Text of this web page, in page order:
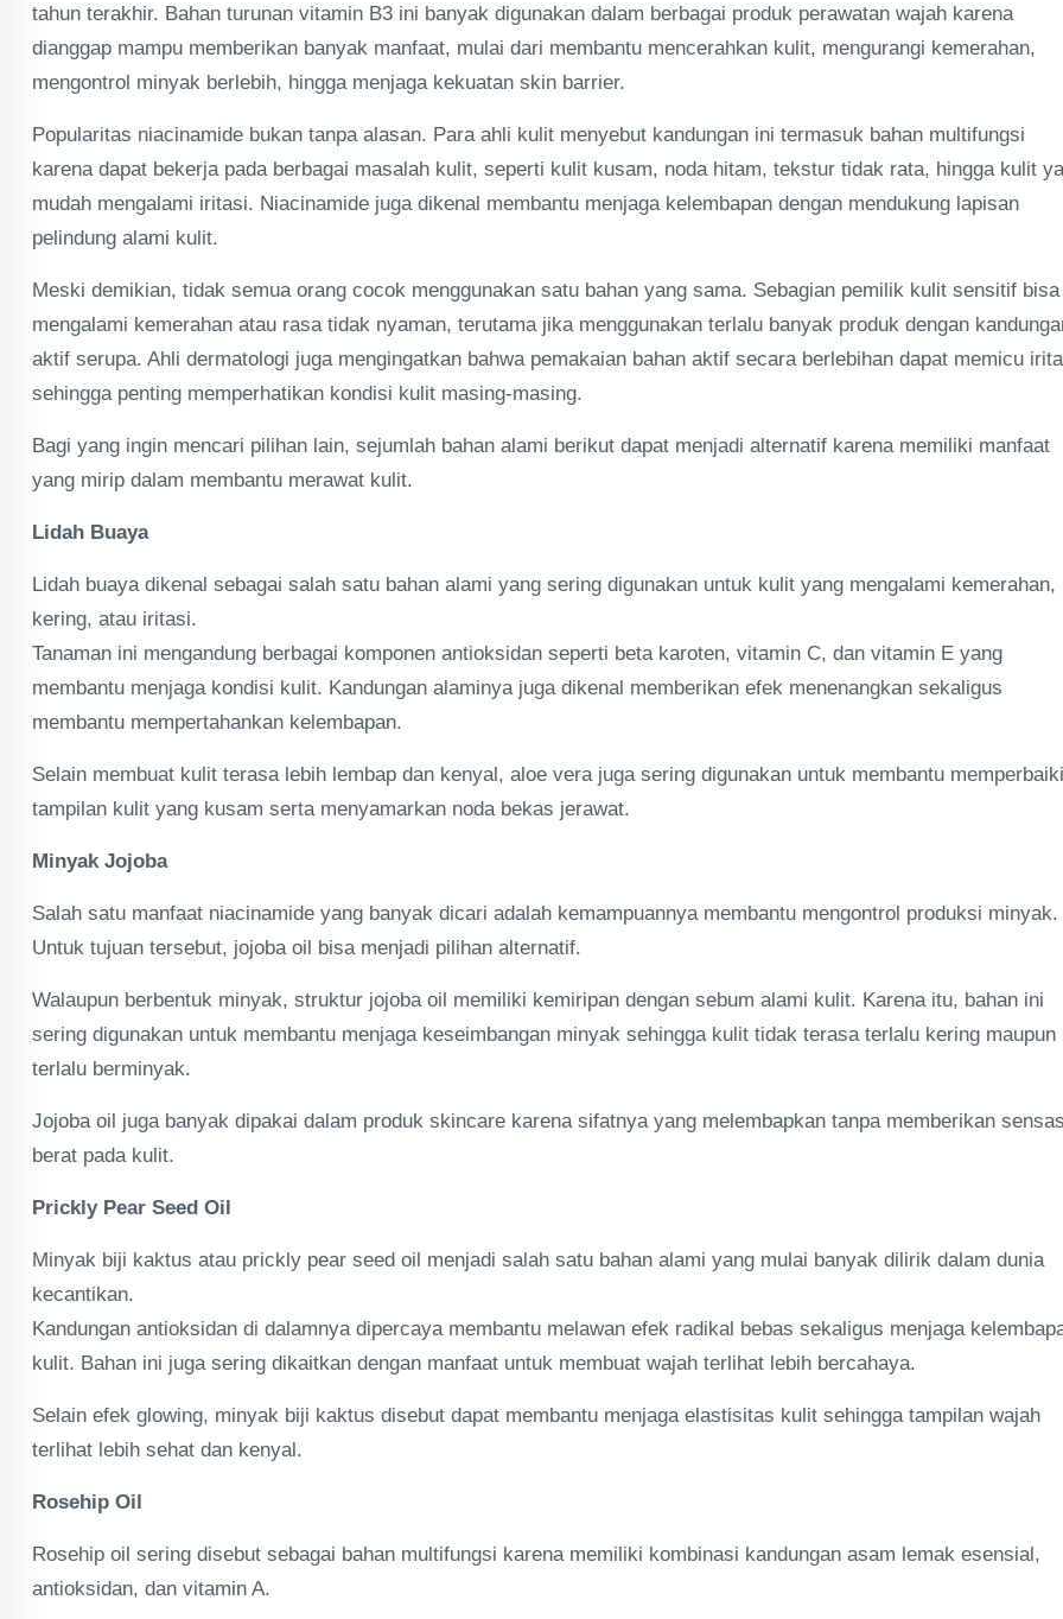
tahun terakhir. Bahan turunan vitamin B3 ini banyak digunakan dalam berbagai produk perawatan wajah karena
dianggap mampu memberikan banyak manfaat, mulai dari membantu mencerahkan kulit, mengurangi kemerahan,
mengontrol minyak berlebih, hingga menjaga kekuatan skin barrier.
Popularitas niacinamide bukan tanpa alasan. Para ahli kulit menyebut kandungan ini termasuk bahan multifungsi
karena dapat bekerja pada berbagai masalah kulit, seperti kulit kusam, noda hitam, tekstur tidak rata, hingga kulit
mudah mengalami iritasi. Niacinamide juga dikenal membantu menjaga kelembapan dengan mendukung lapisan
pelindung alami kulit.
Meski demikian, tidak semua orang cocok menggunakan satu bahan yang sama. Sebagian pemilik kulit sensitif bisa
mengalami kemerahan atau rasa tidak nyaman, terutama jika menggunakan terlalu banyak produk dengan
aktif serupa. Ahli dermatologi juga mengingatkan bahwa pemakaian bahan aktif secara berlebihan dapat memicu
sehingga penting memperhatikan kondisi kulit masing-masing.
Bagi yang ingin mencari pilihan lain, sejumlah bahan alami berikut dapat menjadi alternatif karena memiliki manfaat
yang mirip dalam membantu merawat kulit.
Lidah Buaya
Lidah buaya dikenal sebagai salah satu bahan alami yang sering digunakan untuk kulit yang mengalami kemerahan,
kering, atau iritasi.
Tanaman ini mengandung berbagai komponen antioksidan seperti beta karoten, vitamin C, dan vitamin E yang
membantu menjaga kondisi kulit. Kandungan alaminya juga dikenal memberikan efek menenangkan sekaligus
membantu mempertahankan kelembapan.
Selain membuat kulit terasa lebih lembap dan kenyal, aloe vera juga sering digunakan untuk membantu memperbaiki
tampilan kulit yang kusam serta menyamarkan noda bekas jerawat.
Minyak Jojoba
Salah satu manfaat niacinamide yang banyak dicari adalah kemampuannya membantu mengontrol produksi minyak.
Untuk tujuan tersebut, jojoba oil bisa menjadi pilihan alternatif.
Walaupun berbentuk minyak, struktur jojoba oil memiliki kemiripan dengan sebum alami kulit. Karena itu, bahan ini
sering digunakan untuk membantu menjaga keseimbangan minyak sehingga kulit tidak terasa terlalu kering maupun
terlalu berminyak.
Jojoba oil juga banyak dipakai dalam produk skincare karena sifatnya yang melembapkan tanpa memberikan
berat pada kulit.
Prickly Pear Seed Oil
Minyak biji kaktus atau prickly pear seed oil menjadi salah satu bahan alami yang mulai banyak dilirik dalam dunia
kecantikan.
Kandungan antioksidan di dalamnya dipercaya membantu melawan efek radikal bebas sekaligus menjaga
kulit. Bahan ini juga sering dikaitkan dengan manfaat untuk membuat wajah terlihat lebih bercahaya.
Selain efek glowing, minyak biji kaktus disebut dapat membantu menjaga elastisitas kulit sehingga tampilan wajah
terlihat lebih sehat dan kenyal.
Rosehip Oil
Rosehip oil sering disebut sebagai bahan multifungsi karena memiliki kombinasi kandungan asam lemak esensial,
antioksidan, dan vitamin A.